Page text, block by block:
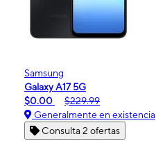
Samsung
Galaxy A17 5G
$0.00
$229.99
Generalmente en existencia
Consulta 2 ofertas